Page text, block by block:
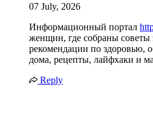
07 July, 2026
Информационный портал
женщин, где собраны советы
рекомендации по здоровью,
дома, рецепты, лайфхаки и
Reply